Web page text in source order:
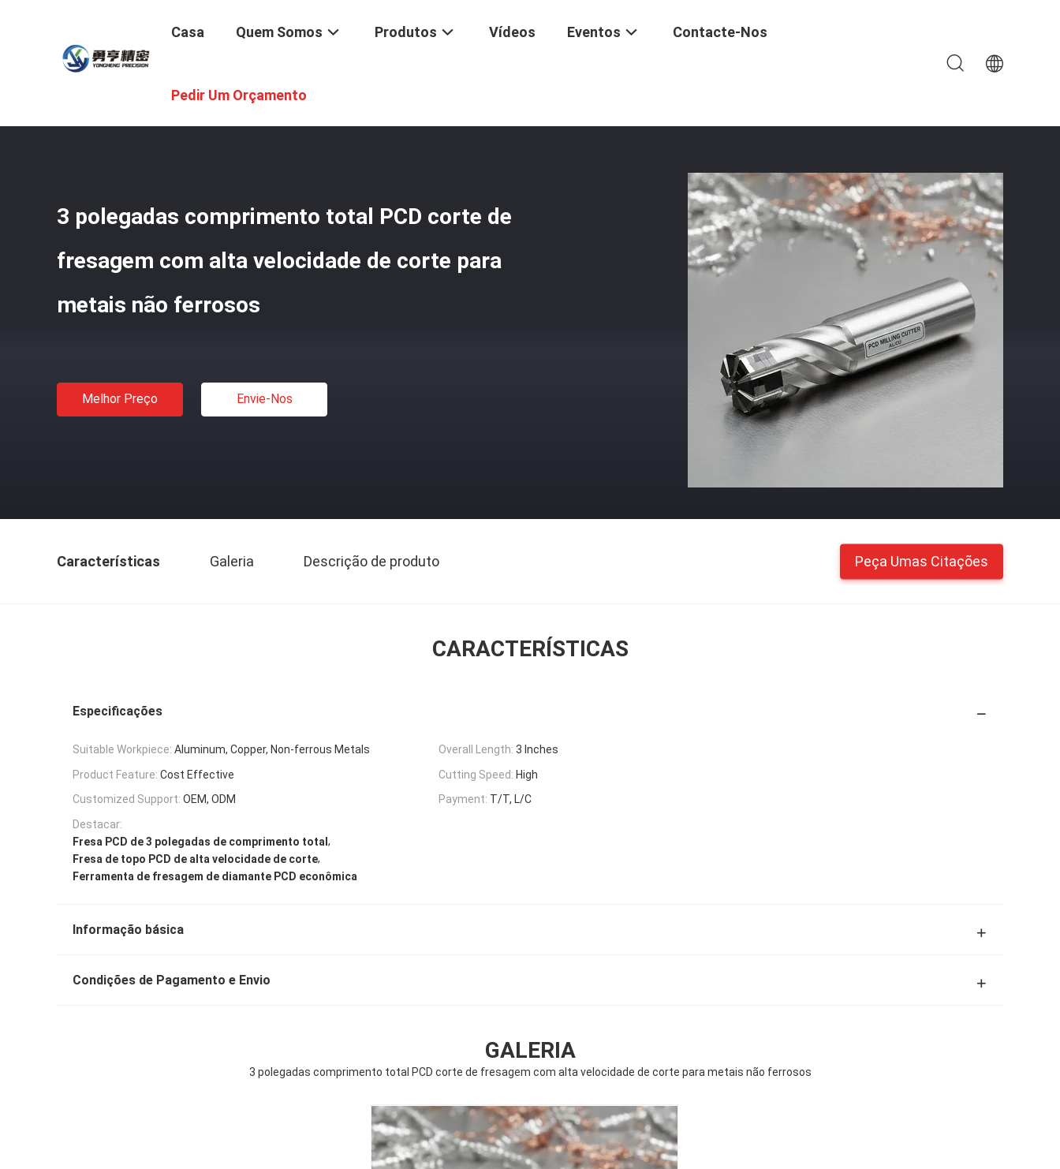
Casa Quem Somos Produtos Vídeos Eventos Contacte-Nos
Pedir Um Orçamento
3 polegadas comprimento total PCD corte de
fresagem com alta velocidade de corte para
metais não ferrosos
Melhor Preço Envie-Nos
Características Galeria Descrição de produto Peça Umas Citações
CARACTERÍSTICAS
Especificações
Suitable Workpiece: Aluminum, Copper, Non-ferrous Metals Overall Length: 3 Inches
Product Feature: Cost Effective Cutting Speed: High
Customized Support: OEM, ODM Payment: T/T, L/C
Destacar:
Fresa PCD de 3 polegadas de comprimento total ,
Fresa de topo PCD de alta velocidade de corte,
Ferramenta de fresagem de diamante PCD econômica
Informação básica
Condições de Pagamento e Envio
GALERIA
3 polegadas comprimento total PCD corte de fresagem com alta velocidade de corte para metais não ferrosos